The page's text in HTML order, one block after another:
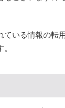
ている情報の転